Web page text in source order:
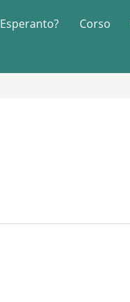
Esperanto? Corso